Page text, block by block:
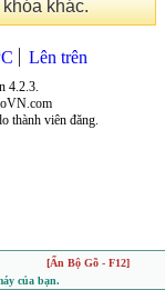
khác.
Lên trên
4.2.3.
thành viên đăng.
[Ẩn Bộ Gõ - F12]
của bạn.